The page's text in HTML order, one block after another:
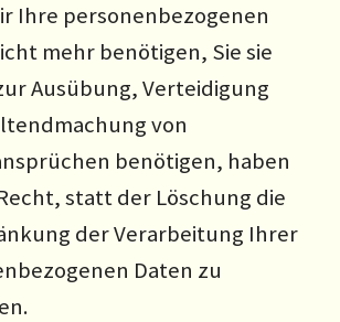
Ihre personenbezogenen
mehr benötigen, Sie sie
Ausübung, Verteidigung
von
benötigen, haben
statt der Löschung die
der Verarbeitung Ihrer
Daten zu